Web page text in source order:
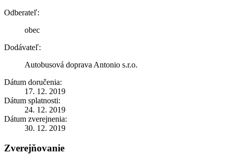
Odberateľ:
obec
Dodávateľ:
Autobusová doprava Antonio s.r.o.
Dátum doručenia:
17. 12. 2019
Dátum splatnosti:
24. 12. 2019
Dátum zverejnenia:
30. 12. 2019
Zverejňovanie